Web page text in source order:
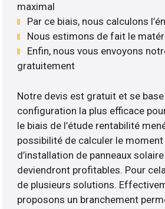
maximal
Par ce biais, nous calculons
Nous estimons de fait le
Enfin, nous vous envoyons
gratuitement
Notre devis est gratuit et se
configuration la plus efficace
le biais de l’étude rentabilité
possibilité de calculer le
d’installation de panneaux
deviendront profitables. Pour
de plusieurs solutions.
proposons un branchement